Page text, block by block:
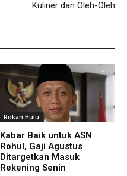
Kuliner dan Oleh-Oleh
Rokan Hulu
Kabar Baik untuk ASN
Rohul, Gaji Agustus
Ditargetkan Masuk
Rekening Senin